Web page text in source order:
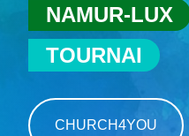
NAMUR-LUX
TOURNAI
CHURCH4YOU